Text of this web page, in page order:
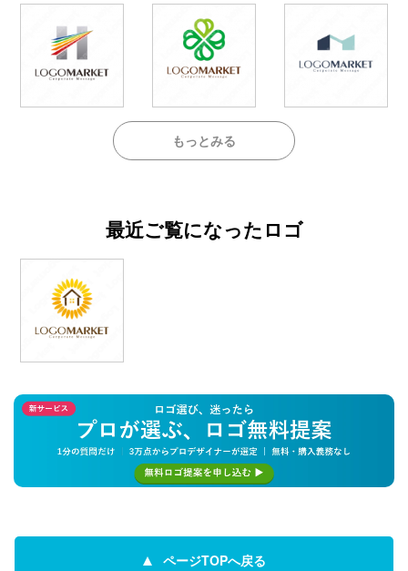
もっとみる
最近ご覧になったロゴ
ページTOPへ戻る